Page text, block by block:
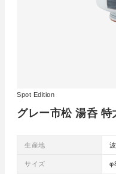
グレー市松 湯呑 特
Spot Edition
生産地
サイズ